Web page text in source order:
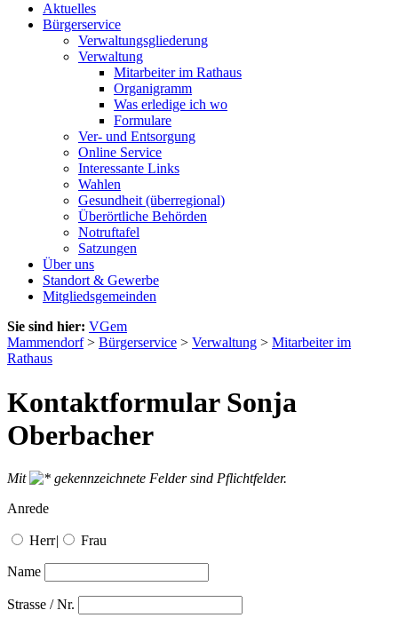
Aktuelles
Bürgerservice
Verwaltungsgliederung
Verwaltung
Mitarbeiter im Rathaus
Organigramm
Was erledige ich wo
Formulare
Ver- und Entsorgung
Online Service
Interessante Links
Wahlen
Gesundheit (überregional)
Überörtliche Behörden
Notruftafel
Satzungen
Über uns
Standort & Gewerbe
Mitgliedsgemeinden
Sie sind hier: VGem
Mammendorf> Bürgerservice > Verwaltung > Mitarbeiter im
Rathaus
Kontaktformular Sonja
Oberbacher
Mit
gekennzeichnete Felder sind Pflichtfelder.
Anrede
Herr| Frau
Name
Strasse / Nr.